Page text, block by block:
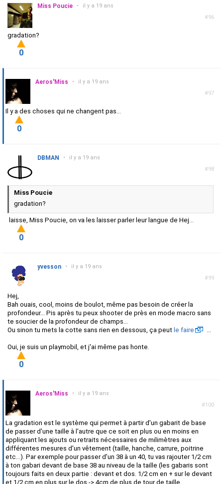
#96
Miss Poucie • il y a 19 ans
gradation?
0
#97
Aeros'Miss • il y a 19 ans
Il y a des choses qui ne changent pas...
0
#98
DBMAN • il y a 19 ans
Miss Poucie
gradation?
laisse, Miss Poucie, on va les laisser parler leur langue de Hej...
0
#99
yvesson • il y a 19 ans
Hej,
Bah ouais, cool, moins de boulot, même pas besoin de créer la
profondeur... Pis après tu peux shooter de près en mode macro sans
te soucier de la profondeur de champs...
Ou sinon tu mets la cotte sans rien en dessous, ça peut le faire ...
Oui, je suis un playmobil, et j'ai même pas honte.
0
#100
Aeros'Miss • il y a 19 ans
La gradation est le système qui permet à partir d'un gabarit de base
de passer d'une taille à l'autre que ce soit en plus ou en moins en
appliquant les ajouts ou retraits nécessaires de milimètres aux
différentes mesures d'un vêtement (taille, hanche, carrure, poitrine
etc...). Par exemple pour passer d'un 38 à un 40, tu vas rajouter 1/2 cm
à ton gabari devant de base 38 au niveau de la taille (les gabaris sont
toujours faits en deux partie : devant et dos. 1/2 cm en + sur le devant
et 1/2 cm en plus sur le dos -> 4cm de plus de tour de taille.